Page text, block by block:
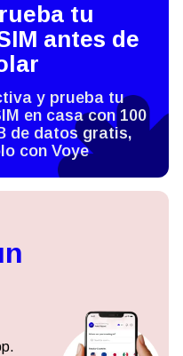
tu
antes de
y prueba tu
en casa con 100
de datos gratis,
con Voye